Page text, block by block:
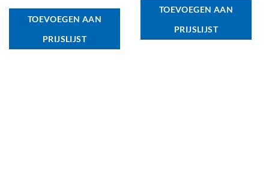
TOEVOEGEN AAN
PRIJSLIJST
TOEVOEGEN AAN
PRIJSLIJST